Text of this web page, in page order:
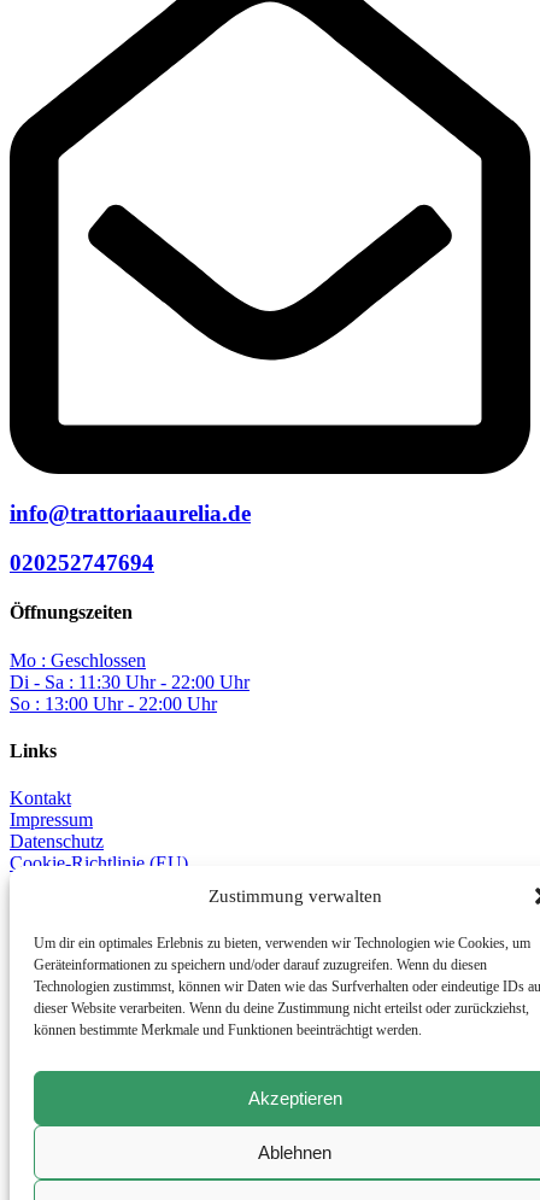
Zustimmung verwalten
Um dir ein optimales Erlebnis zu bieten, verwenden wir Technologien wie Cookies, um
Geräteinformationen zu speichern und/oder darauf zuzugreifen. Wenn du diesen
Technologien zustimmst, können wir Daten wie das Surfverhalten oder eindeutige IDs
dieser Website verarbeiten. Wenn du deine Zustimmung nicht erteilst oder zurückziehst,
können bestimmte Merkmale und Funktionen beeinträchtigt werden.
Akzeptieren
Ablehnen
info@trattoriaaurelia.de
020252747694
Öffnungszeiten
Mo : Geschlossen
Di - Sa : 11:30 Uhr - 22:00 Uhr
So : 13:00 Uhr - 22:00 Uhr
Links
Kontakt
Impressum
Datenschutz
Cookie-Richtlinie (EU)
Pizzeria Trattoria Aurelia
. Alle Rechte vorbehalten.